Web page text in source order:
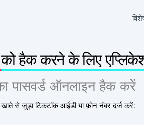
अन्य लोगों के पत्र-व्यवहार पढ़ें
टिकटॉक को पुनर्स्थापित करें
डिलीट की गई चैट को ऑनलाइन
टिकटॉक पर लोकेशन ट्रैक करें
अक्सर पूछे
हमेशा
प्रशंसापत्र
गोपनीयता
उपयोग की शर्तें
कुकीज़ नीति
中文
日本
English
हैक करने के लिए
पासवर्ड ऑनलाइन हैक करें
से जुड़ा टिकटॉक आईडी या फ़ोन नंबर दर्ज करें: